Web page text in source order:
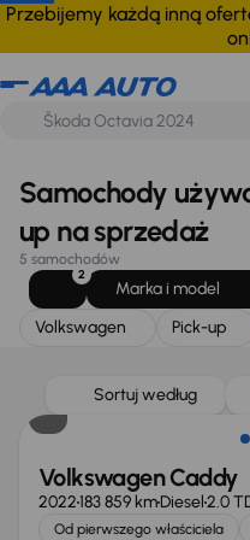
Przebijemy każdą inną
Volkswagen Pick-up
Samochody
up na sprzedaż
5 samochodów
2
Marka i model
Volkswagen
Pick-up
Sortuj według
Możliwość odliczenia VAT
Volkswagen Caddy
2022183 859 kmDiesel2.0
Od pierwszego właściciela